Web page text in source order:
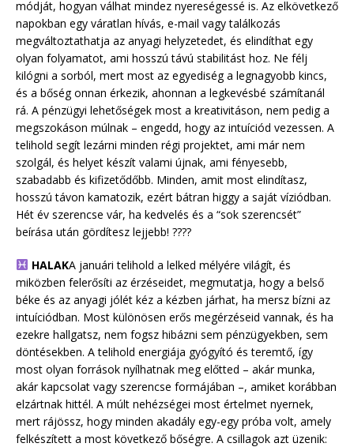
módját, hogyan válhat mindez nyereségessé is. Az elkövetkező
napokban egy váratlan hívás, e-mail vagy találkozás
megváltoztathatja az anyagi helyzetedet, és elindíthat egy
olyan folyamatot, ami hosszú távú stabilitást hoz. Ne félj
kilógni a sorból, mert most az egyediség a legnagyobb kincs,
és a bőség onnan érkezik, ahonnan a legkevésbé számítanál
rá. A pénzügyi lehetőségek most a kreativitáson, nem pedig a
megszokáson múlnak – engedd, hogy az intuíciód vezessen. A
telihold segít lezárni minden régi projektet, ami már nem
szolgál, és helyet készít valami újnak, ami fényesebb,
szabadabb és kifizetődőbb. Minden, amit most elindítasz,
hosszú távon kamatozik, ezért bátran higgy a saját víziódban.
Hét év szerencse vár, ha kedvelés és a “sok szerencsét”
beírása után gördítesz lejjebb! ????
HALAKA januári telihold a lelked mélyére világít, és
miközben felerősíti az érzéseidet, megmutatja, hogy a belső
béke és az anyagi jólét kéz a kézben járhat, ha mersz bízni az
intuíciódban. Most különösen erős megérzéseid vannak, és ha
ezekre hallgatsz, nem fogsz hibázni sem pénzügyekben, sem
döntésekben. A telihold energiája gyógyító és teremtő, így
most olyan források nyílhatnak meg előtted – akár munka,
akár kapcsolat vagy szerencse formájában –, amiket korábban
elzártnak hittél. A múlt nehézségei most értelmet nyernek,
mert rájössz, hogy minden akadály egy-egy próba volt, amely
felkészített a most következő bőségre. A csillagok azt üzenik: